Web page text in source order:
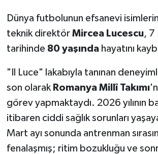
Dünya futbolunun efsanevi
teknik direktör Mircea Lucescu, 7
tarihinde 80 yaşındahayatını
"Il Luce" lakabıyla tanınan
son olarak Romanya Millî Takımı
görev yapmaktaydı. 2026 yılının
itibaren ciddi sağlık sorunları
Mart ayı sonunda antrenman
fenalaşmış; ritim bozukluğu ve